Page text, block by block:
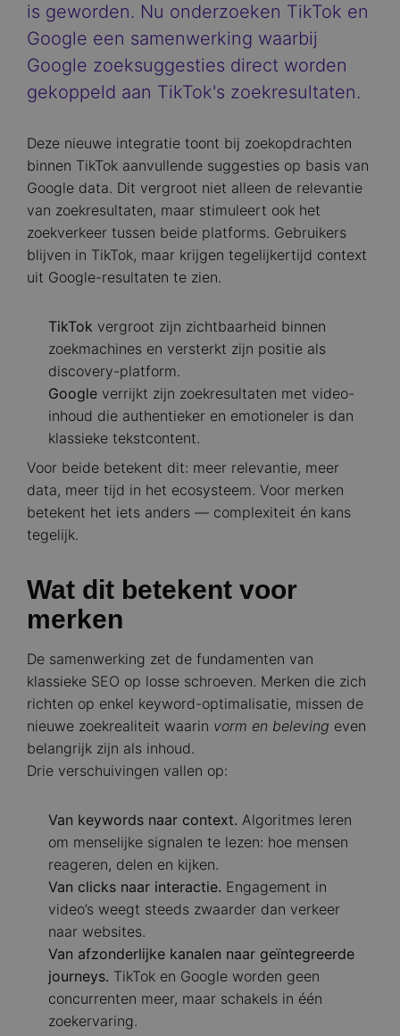
is geworden. Nu onderzoeken TikTok en
Google een samenwerking waarbij
Google zoeksuggesties direct worden
gekoppeld aan TikTok's zoekresultaten.
Deze nieuwe integratie toont bij zoekopdrachten
binnen TikTok aanvullende suggesties op basis van
Google data. Dit vergroot niet alleen de relevantie
van zoekresultaten, maar stimuleert ook het
zoekverkeer tussen beide platforms. Gebruikers
blijven in TikTok, maar krijgen tegelijkertijd context
uit Google-resultaten te zien.
TikTok vergroot zijn zichtbaarheid binnen
zoekmachines en versterkt zijn positie als
discovery-platform.
Google verrijkt zijn zoekresultaten met video-
inhoud die authentieker en emotioneler is dan
klassieke tekstcontent.
Voor beide betekent dit: meer relevantie, meer
data, meer tijd in het ecosysteem. Voor merken
betekent het iets anders — complexiteit én kans
tegelijk.
Wat dit betekent voor
merken
De samenwerking zet de fundamenten van
klassieke SEO op losse schroeven. Merken die zich
richten op enkel keyword-optimalisatie, missen de
nieuwe zoekrealiteit waarin vorm en beleving even
belangrijk zijn als inhoud.
Drie verschuivingen vallen op:
Van keywords naar context. Algoritmes leren
om menselijke signalen te lezen: hoe mensen
reageren, delen en kijken.
Van clicks naar interactie. Engagement in
video’s weegt steeds zwaarder dan verkeer
naar websites.
Van afzonderlijke kanalen naar geïntegreerde
journeys. TikTok en Google worden geen
concurrenten meer, maar schakels in één
zoekervaring.